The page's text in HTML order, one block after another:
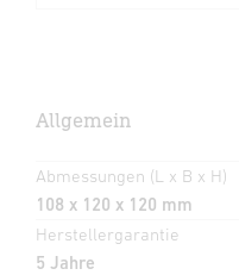
Allgemein
Abmessungen (L x B x H)
108 x 120 x 120 mm
Herstellergarantie
5 Jahre